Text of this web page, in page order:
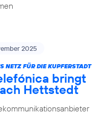
2025
NETZ FÜR DIE KUPFERSTADT
bringt
Hettstedt